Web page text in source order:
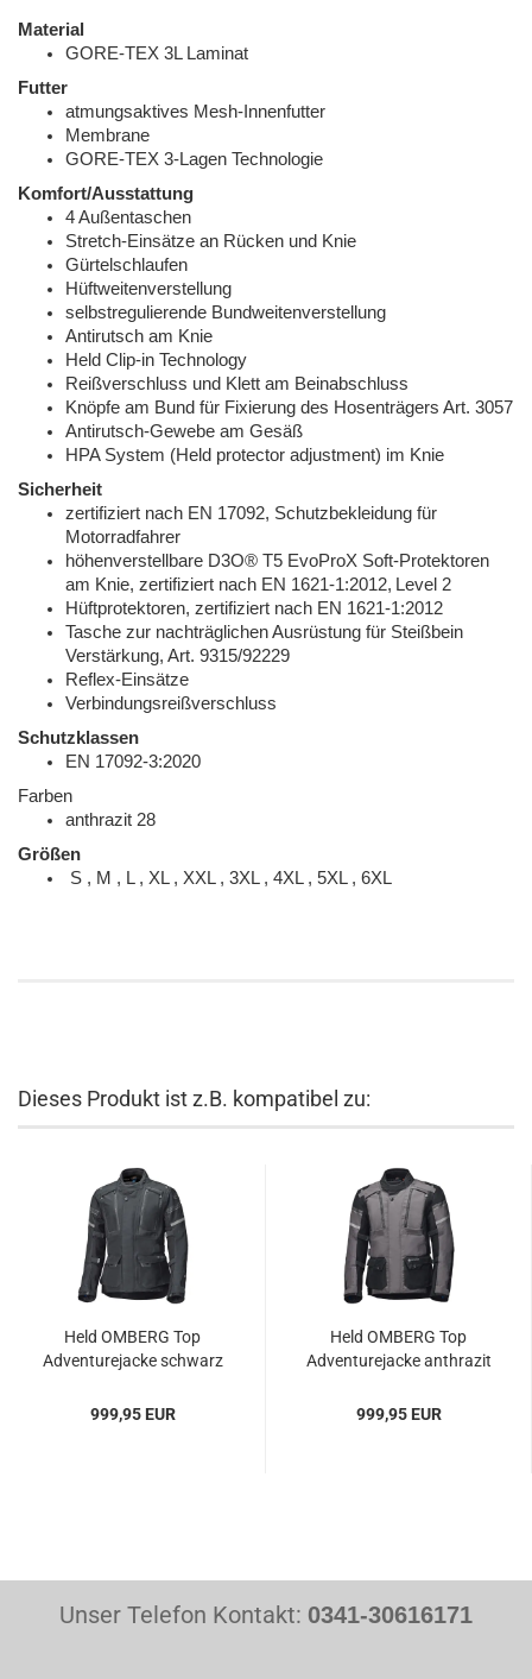
Material
GORE-TEX 3L Laminat
Futter
atmungsaktives Mesh-Innenfutter
Membrane
GORE-TEX 3-Lagen Technologie
Komfort/Ausstattung
4 Außentaschen
Stretch-Einsätze an Rücken und Knie
Gürtelschlaufen
Hüftweitenverstellung
selbstregulierende Bundweitenverstellung
Antirutsch am Knie
Held Clip-in Technology
Reißverschluss und Klett am Beinabschluss
Knöpfe am Bund für Fixierung des Hosenträgers Art. 3057
Antirutsch-Gewebe am Gesäß
HPA System (Held protector adjustment) im Knie
Sicherheit
zertifiziert nach EN 17092, Schutzbekleidung für
Motorradfahrer
höhenverstellbare D3O® T5 EvoProX Soft-Protektoren
am Knie, zertifiziert nach EN 1621-1:2012, Level 2
Hüftprotektoren, zertifiziert nach EN 1621-1:2012
Tasche zur nachträglichen Ausrüstung für Steißbein
Verstärkung, Art. 9315/92229
Reflex-Einsätze
Verbindungsreißverschluss
Schutzklassen
EN 17092-3:2020
Farben
anthrazit 28
Größen
S , M , L , XL , XXL , 3XL , 4XL , 5XL , 6XL
Dieses Produkt ist z.B. kompatibel zu:
Held OMBERG Top
Adventurejacke schwarz
999,95 EUR
Held OMBERG Top
Adventurejacke anthrazit
999,95 EUR
Unser Telefon Kontakt: 0341-30616171